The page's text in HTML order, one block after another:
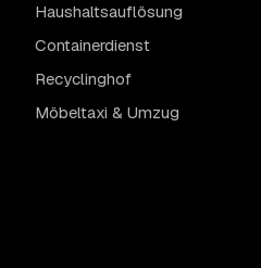
Haushaltsauflösung
Containerdienst
Recyclinghof
Möbeltaxi & Umzug